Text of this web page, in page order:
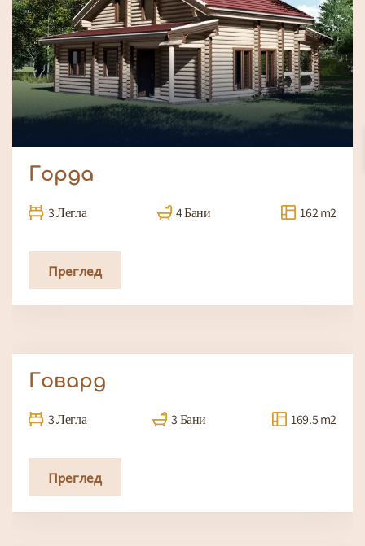
Горда
3 Легла 4 Бани 162 m2
Преглед
Говард
3 Легла 3 Бани 169.5 m2
Преглед